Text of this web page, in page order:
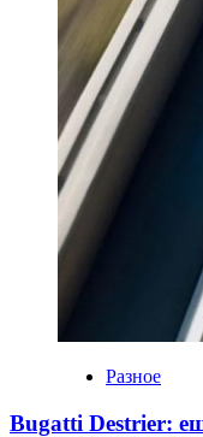
Разное
Bugatti Destrier: